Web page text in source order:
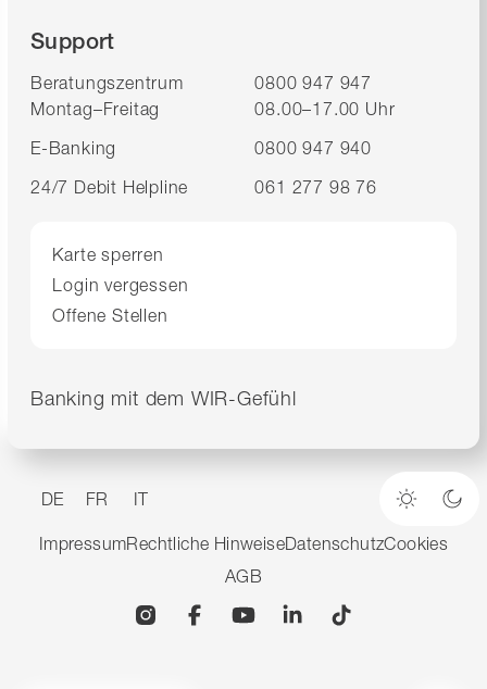
Support
Beratungszentrum
0800 947 947
Montag–Freitag
08.00–17.00 Uhr
E-Banking
0800 947 940
24/7 Debit Helpline
061 277 98 76
Karte sperren
Login vergessen
Offene Stellen
Banking mit dem WIR-Gefühl
DE FR IT
Heller
ImpressumRechtliche HinweiseDatenschutzCookies
AGB
InstagramFacebookYouTubeLinkedin